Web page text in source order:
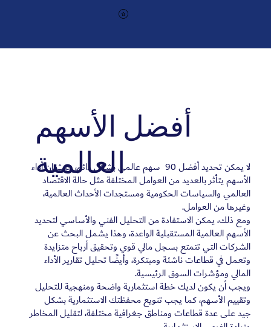
أفضل الأسهم
العالمية
لا يمكن تحديد أفضل 90 سهم عالمي بشكل دائم، حيث إن أداء
الأسهم يتأثر بالعديد من العوامل المختلفة مثل حالة الاقتصاد
العالمي والسياسات الحكومية ومستجدات الأحداث العالمية،
وغيرها من العوامل.
ومع ذلك، يمكن الاستفادة من التحليل الفني والأساسي لتحديد
الأسهم العالمية المستقبلية الواعدة، وهذا يشمل البحث عن
الشركات التي تتمتع بسجل مالي قوي وتحقيق أرباح متزايدة
وتعمل في قطاعات ناشئة ومبتكرة، وأيضًا تحليل تقارير الأداء
المالي ومؤشرات السوق الرئيسية.
ويجب أن يكون لديك خطة استثمارية واضحة ومنهجية للتحليل
وتقييم الأسهم، كما يجب تنويع محفظتك الاستثمارية بشكل
جيد على عدة قطاعات ومناطق جغرافية مختلفة، لتقليل المخاطر